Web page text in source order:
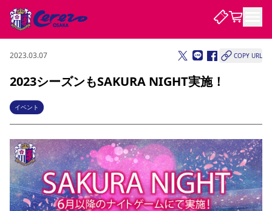
試合・チーム
試合について
試合日程 / 結果 順位表
チームについて
選手・スタッフ スケジュール メディア情報 アクセス レディース
アカデミー ハナサカプレーヤー 歴代所属選手
観戦する
チケット
チケット情報 販売スケジュール 価格・席種 購入方法
シーズンシート 法人シーズンシート 福祉サービス 団体チケット
特定興行入場券
譲渡サービス リセールサービス
観戦ガイド
クラブを知る
セレッソ大阪について
クラブ紹介 沿革 シーズン記録 求人情報
ファンクラブ
2023.03.07 COPY URL
2023シーズンもSAKURA NIGHT実施！
イベント